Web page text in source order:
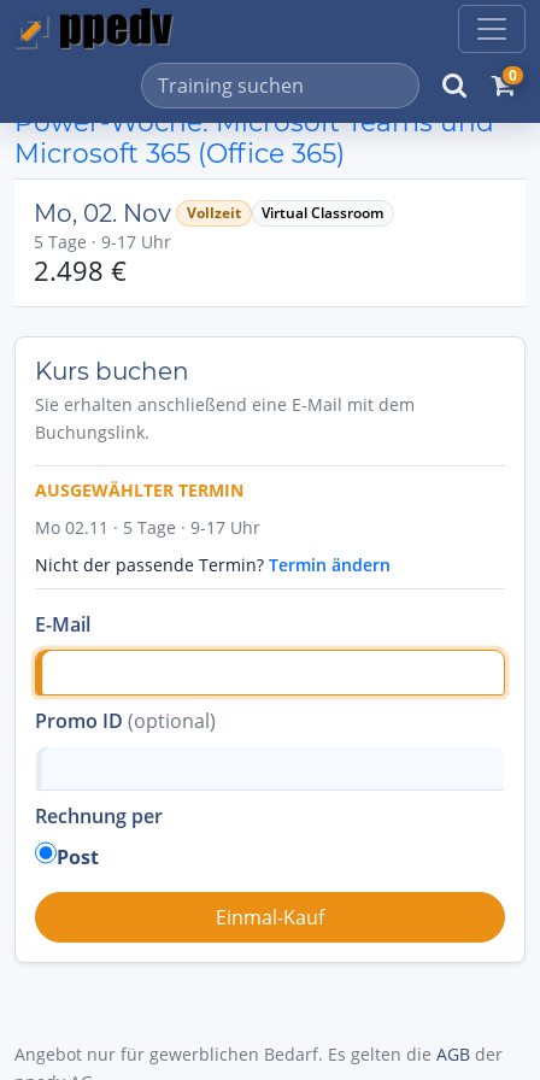
0
Power-Woche: Microsoft Teams und
Microsoft 365 (Office 365)
Mo, 02. Nov Vollzeit Virtual Classroom
5 Tage · 9-17 Uhr
2.498 €
Kurs buchen
Sie erhalten anschließend eine E-Mail mit dem
Buchungslink.
AUSGEWÄHLTER TERMIN
Mo 02.11 · 5 Tage · 9-17 Uhr
Nicht der passende Termin? Termin ändern
E-Mail
Promo ID (optional)
Rechnung per
Post
Angebot nur für gewerblichen Bedarf. Es gelten die AGB der